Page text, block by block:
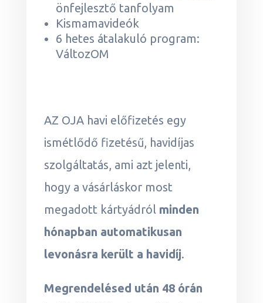
önfejlesztő tanfolyam
Kismamavideók
6 hetes átalakuló program:
VáltozOM
AZ OJA havi előfizetés egy
ismétlődő fizetésű, havidíjas
szolgáltatás, ami azt jelenti,
hogy a vásárláskor most
megadott kártyádról minden
hónapban automatikusan
levonásra került a havidíj.
Megrendelésed után 48 órán